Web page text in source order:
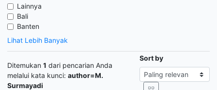
Lainnya
Bali
Banten
Lihat Lebih Banyak
Ditemukan 1 dari pencarian Anda
melalui kata kunci: author=M.
Surmayadi
Sort by